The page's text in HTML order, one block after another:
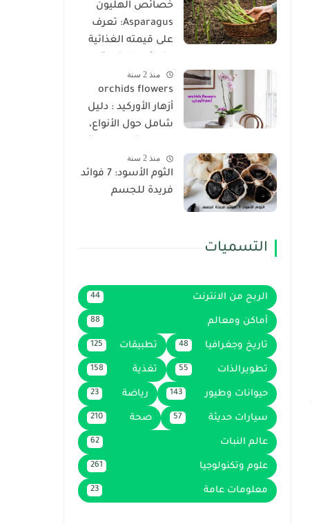
خصائص الهليون
Asparagus: تعرف
على قيمته الغذائية
منذ 2 سنة
orchids flowers
أزهار الأوركيد : دليل
شامل حول الأنواع،
الزراعة
منذ 2 سنة
الثوم الأسود: 7 فوائد
فريدة للجسم
التسميات
الربح من الانترنت 44
أماكن ومعالم 88
تاريخ وجغرافيا 48 تطبيقات 125
تطويرالذات 55 تغذية 158
حيوانات وطيور 143 رياضة 23
سيارات حديثة 57 صحة 210
عالم النبات 62
علوم وتكنولوجيا 261
معلومات عامة 23